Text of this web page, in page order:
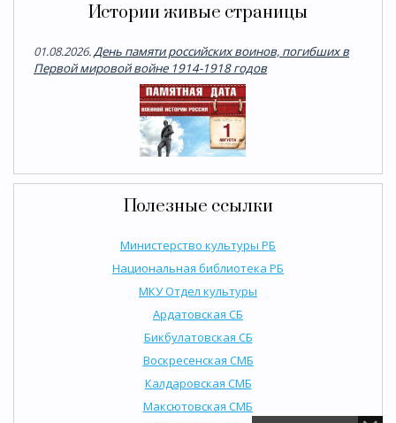
Истории живые страницы
01.08.2026.День памяти российских воинов, погибших в
Первой мировой войне 1914-1918 годов
Полезные ссылки
Министерство культуры РБ
Национальная библиотека РБ
МКУ Отдел культуры
Ардатовская СБ
Бикбулатовская СБ
Воскресенская СМБ
Калдаровская СМБ
Максютовская СМБ